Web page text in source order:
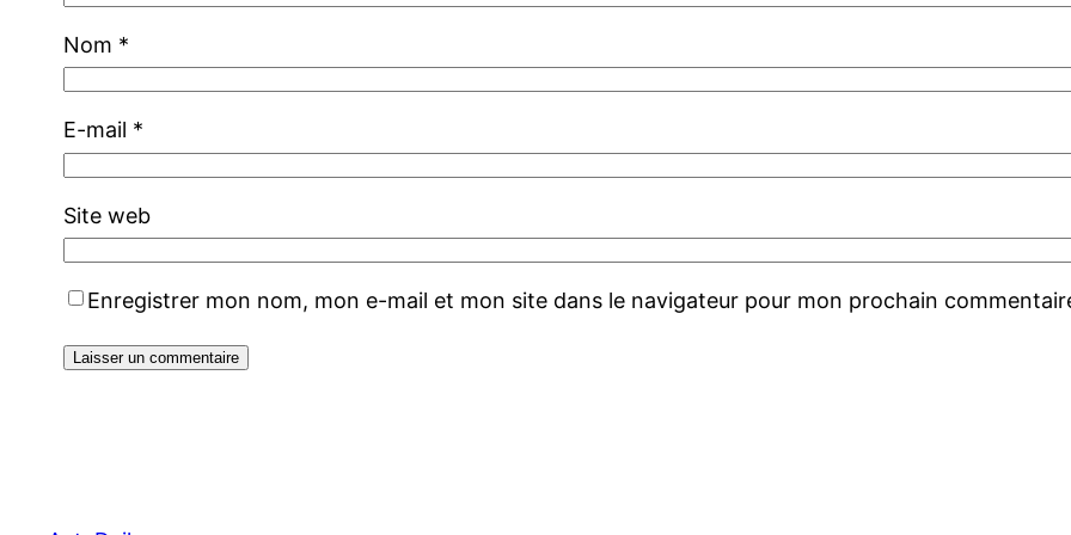
Nom *
E-mail *
Site web
Enregistrer mon nom, mon e-mail et mon site dans le navigateur pour mon prochain